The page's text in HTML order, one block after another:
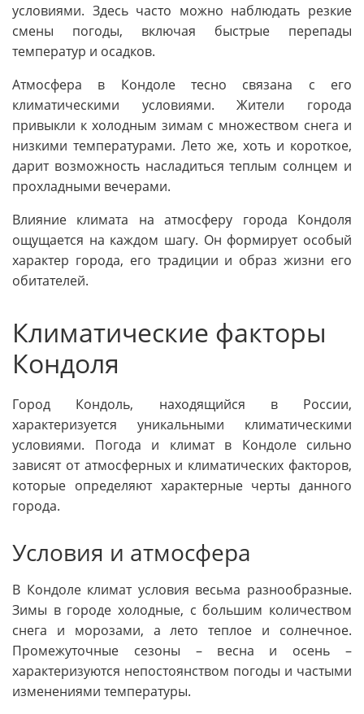
условиями. Здесь часто можно наблюдать резкие
смены погоды, включая быстрые перепады
температур и осадков.
Атмосфера в Кондоле тесно связана с его
климатическими условиями. Жители города
привыкли к холодным зимам с множеством снега и
низкими температурами. Лето же, хоть и короткое,
дарит возможность насладиться теплым солнцем и
прохладными вечерами.
Влияние климата на атмосферу города Кондоля
ощущается на каждом шагу. Он формирует особый
характер города, его традиции и образ жизни его
обитателей.
Климатические факторы
Кондоля
Город Кондоль, находящийся в России,
характеризуется уникальными климатическими
условиями. Погода и климат в Кондоле сильно
зависят от атмосферных и климатических факторов,
которые определяют характерные черты данного
города.
Условия и атмосфера
В Кондоле климат условия весьма разнообразные.
Зимы в городе холодные, с большим количеством
снега и морозами, а лето теплое и солнечное.
Промежуточные сезоны – весна и осень –
характеризуются непостоянством погоды и частыми
изменениями температуры.